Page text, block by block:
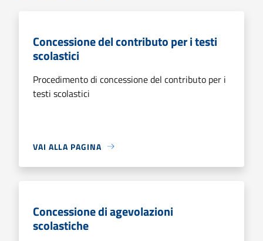
Concessione del contributo per i testi
scolastici
Procedimento di concessione del contributo per i
testi scolastici
VAI ALLA PAGINA
Concessione di agevolazioni
scolastiche